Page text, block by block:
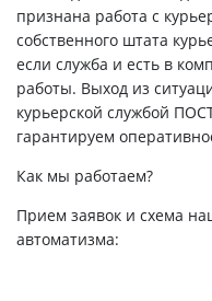
признана работа с
собственного штата
если служба и есть в
работы. Выход из
курьерской службой
гарантируем
Как мы работаем?
Прием заявок и схема
автоматизма: